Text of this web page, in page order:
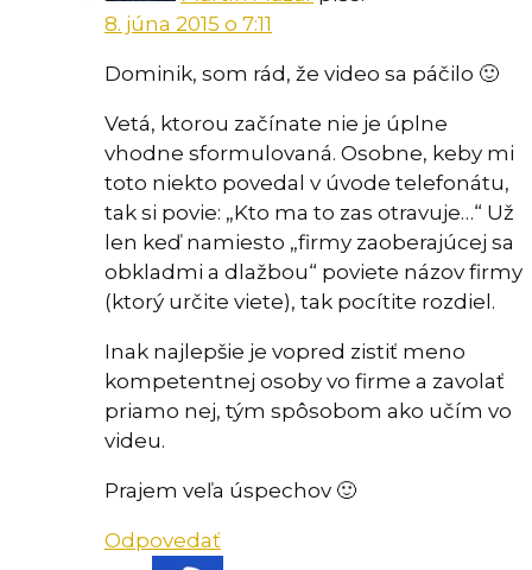
8. júna 2015 o 7:11
Dominik, som rád, že video sa páčilo 🙂
Vetá, ktorou začínate nie je úplne
vhodne sformulovaná. Osobne, keby mi
toto niekto povedal v úvode telefonátu,
tak si povie: „Kto ma to zas otravuje…“ Už
len keď namiesto „firmy zaoberajúcej sa
obkladmi a dlažbou“ poviete názov firmy
(ktorý určite viete), tak pocítite rozdiel.
Inak najlepšie je vopred zistiť meno
kompetentnej osoby vo firme a zavolať
priamo nej, tým spôsobom ako učím vo
videu.
Prajem veľa úspechov 🙂
Odpovedať